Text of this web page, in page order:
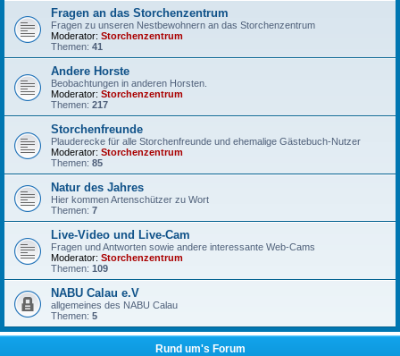
Fragen an das Storchenzentrum
Fragen zu unseren Nestbewohnern an das Storchenzentrum
Moderator: Storchenzentrum
Themen: 41
Andere Horste
Beobachtungen in anderen Horsten.
Moderator: Storchenzentrum
Themen: 217
Storchenfreunde
Plauderecke für alle Storchenfreunde und ehemalige Gästebuch-Nutzer
Moderator: Storchenzentrum
Themen: 85
Natur des Jahres
Hier kommen Artenschützer zu Wort
Themen: 7
Live-Video und Live-Cam
Fragen und Antworten sowie andere interessante Web-Cams
Moderator: Storchenzentrum
Themen: 109
NABU Calau e.V
allgemeines des NABU Calau
Themen: 5
Rund um's Forum